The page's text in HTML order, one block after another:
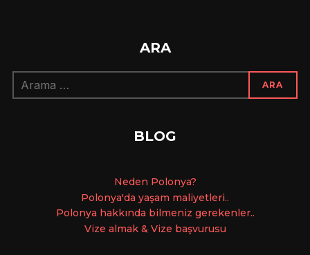
ARA
Arama:
ARA
BLOG
Neden Polonya?
Polonya'da yaşam maliyetleri..
Polonya hakkında bilmeniz gerekenler..
Vize almak & Vize başvurusu